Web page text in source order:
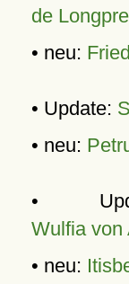
de
• neu:
• Update:
• neu:
•
Wulfia von
• neu: